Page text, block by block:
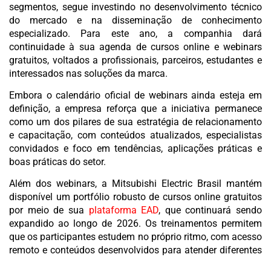
segmentos, segue investindo no desenvolvimento técnico
do mercado e na disseminação de conhecimento
especializado. Para este ano, a companhia dará
continuidade à sua agenda de cursos online e webinars
gratuitos, voltados a profissionais, parceiros, estudantes e
interessados nas soluções da marca.
Embora o calendário oficial de webinars ainda esteja em
definição, a empresa reforça que a iniciativa permanece
como um dos pilares de sua estratégia de relacionamento
e capacitação, com conteúdos atualizados, especialistas
convidados e foco em tendências, aplicações práticas e
boas práticas do setor.
Além dos webinars, a Mitsubishi Electric Brasil mantém
disponível um portfólio robusto de cursos online gratuitos
por meio de sua plataforma EAD, que continuará sendo
expandido ao longo de 2026. Os treinamentos permitem
que os participantes estudem no próprio ritmo, com acesso
remoto e conteúdos desenvolvidos para atender diferentes